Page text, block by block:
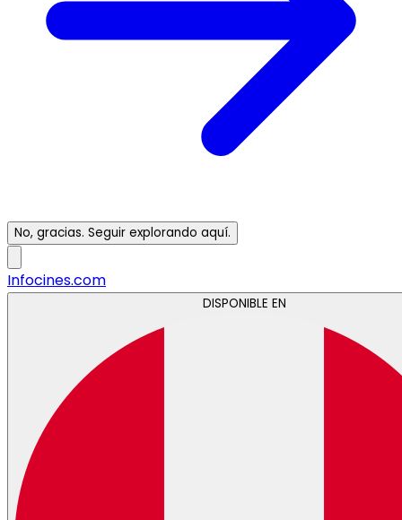
No, gracias. Seguir explorando aquí.
Infocines.com
DISPONIBLE EN